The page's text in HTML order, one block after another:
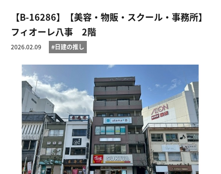
【B-16286】【美容・物販・スクール・事務所】
フィオーレ八事 2階
2026.02.09 #日建の推し